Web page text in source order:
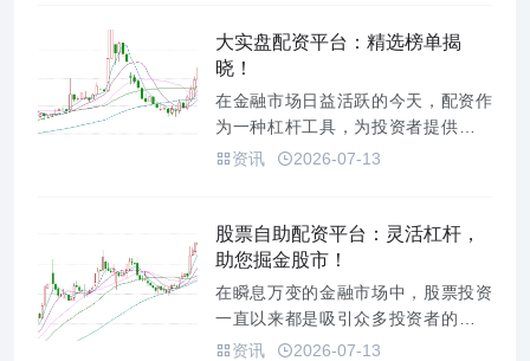
具吸引力的选择。而选择一个安全可
靠、服务完善的配资平台，更是至关
重要。本文将聚焦国内最大的配资
平...
大实盘配资平台：精选榜单揭
晓！
在金融市场日益活跃的今天，配资作
为一种杠杆工具，为投资者提供了以
较小资金撬动更大收益的机会。然
助投资者更好地选择安全、可靠、专
业的配资平台，我们经过深入调研和
严格筛选，隆重推出“大实盘配资平
台...
资讯 2026-07-13
股票自助配资平台：灵活杠杆，
助您掘金股市！
在瞬息万变的金融市场中，股票投资
一直以来都是吸引众多投资者的热门
选择。然而，对于资金有限的投资者
资讯 2026-07-13